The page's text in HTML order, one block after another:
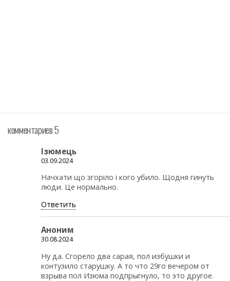
комментариев 5
Ізюмець
03.09.2024
Начхати що згоріло і кого убило. Щодня гинуть
люди. Це нормально.
Ответить
Аноним
30.08.2024
Ну да. Сгорело два сарая, пол избушки и
контузило старушку. А то что 29го вечером от
взрыва пол Изюма подпрыгнуло, то это другое.